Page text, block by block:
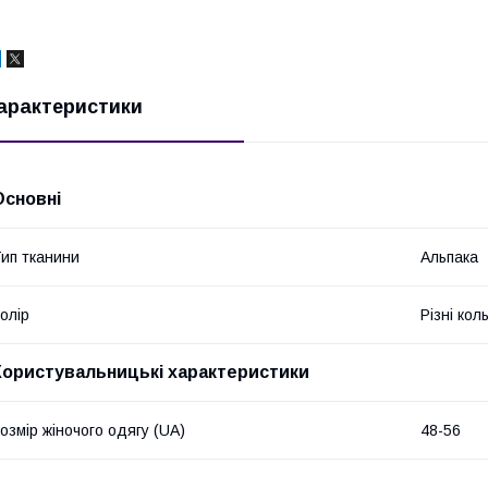
тканини Альпака
Різні
характеристики
жіночого одягу (UA) 48-56